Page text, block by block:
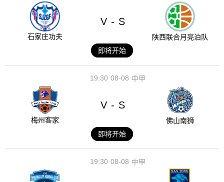
石家庄功夫
V - S
陕西联合月亮泊队
即将开始
08-08
19:30 中甲
梅州客家
V - S
佛山南狮
即将开始
08-08
19:30 中甲